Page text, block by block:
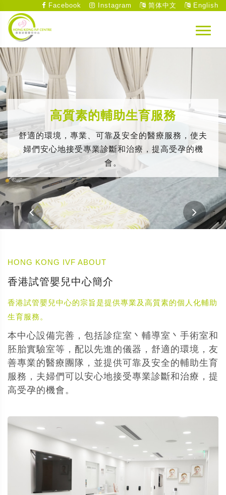
Facebook Instagram 简体中文 English
高質素的輔助生育服務
舒適的環境，專業、可靠及安全的醫療服務，使夫
婦們安心地接受專業診斷和治療，提高受孕的機
會。
HONG KONG IVF ABOUT
香港試管嬰兒中心簡介
香港試管嬰兒中心的宗旨是提供專業及高質素的個人化輔助
生育服務。
本中心設備完善，包括診症室丶輔導室丶手術室和
胚胎實驗室等，配以先進的儀器，舒適的環境，友
善專業的醫療團隊，並提供可靠及安全的輔助生育
服務，夫婦們可以安心地接受專業診斷和治療，提
高受孕的機會。